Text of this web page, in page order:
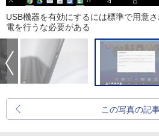
USB機器を有効にするには標準で用意
電を行うな必要がある
この写真の記